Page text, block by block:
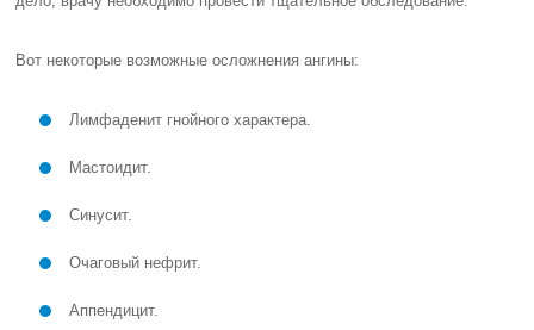
Вот некоторые возможные осложнения ангины:
Лимфаденит гнойного характера.
Мастоидит.
Синусит.
Очаговый нефрит.
Аппендицит.